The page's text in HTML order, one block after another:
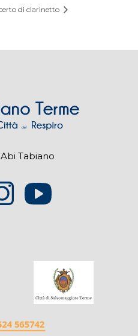
di clarinetto
Tabiano